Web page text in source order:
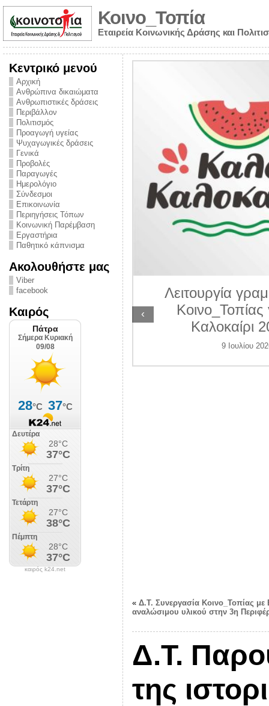
Κοινο_Τοπία
Εταιρεία Κοινωνικής Δράσης και
Κεντρικό μενού
Αρχική
Ανθρώπινα δικαιώματα
Ανθρωπιστικές δράσεις
Περιβάλλον
Πολιτισμός
Προαγωγή υγείας
Ψυχαγωγικές δράσεις
Γενικά
Προβολές
Παραγωγές
Ημερολόγιο
Σύνδεσμοι
Επικοινωνία
Περιηγήσεις Τόπων
Κοινωνική Παρέμβαση
Εργαστήρια
Παθητικό κάπνισμα
Ακολουθήστε μας
Viber
facebook
Καιρός
καιρός k24.net
από την
την ημέρα
και
στο
2026
Λειτουργία
Κοινο_Τοπίας
Καλοκαίρι
9 Ιουλίου
‹
« Δ.Τ. Συνεργασία Κοινο_Τοπίας
αναλώσιμου υλικού στην 3η
Δ.Τ.
της